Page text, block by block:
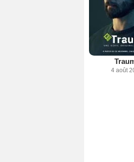
4 août